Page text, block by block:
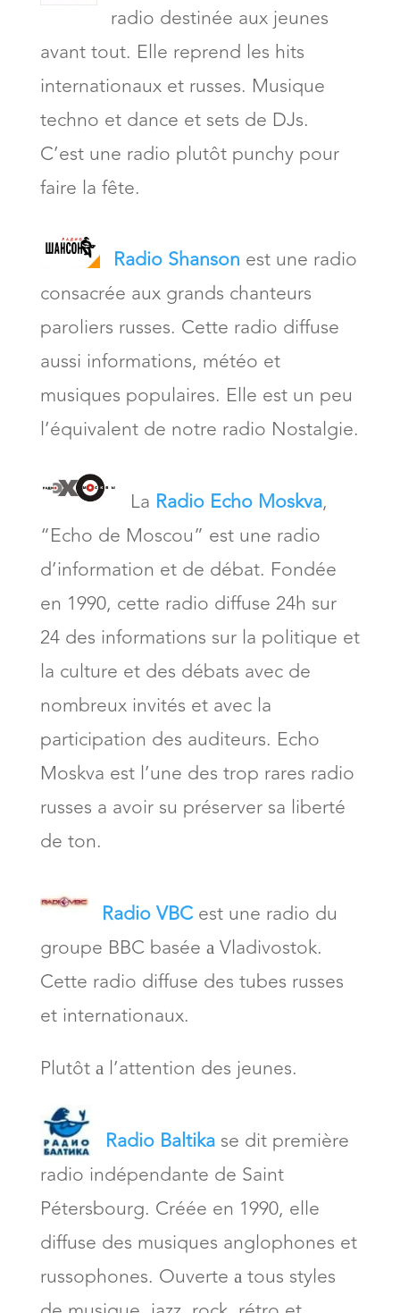
radio destinée aux jeunes
avant tout. Elle reprend les hits
internationaux et russes. Musique
techno et dance et sets de DJs.
C’est une radio plutôt punchy pour
faire la fête.
Radio Shanson est une radio
consacrée aux grands chanteurs
paroliers russes. Cette radio diffuse
aussi informations, météo et
musiques populaires. Elle est un peu
l’équivalent de notre radio Nostalgie.
La Radio Echo Moskva,
“Echo de Moscou” est une radio
d’information et de débat. Fondée
en 1990, cette radio diffuse 24h sur
24 des informations sur la politique et
la culture et des débats avec de
nombreux invités et avec la
participation des auditeurs. Echo
Moskva est l’une des trop rares radio
russes a avoir su préserver sa liberté
de ton.
Radio VBCest une radio du
groupe BBC basée а Vladivostok.
Cette radio diffuse des tubes russes
et internationaux.
Plutôt а l’attention des jeunes.
Radio Baltikase dit première
radio indépendante de Saint
Pétersbourg. Créée en 1990, elle
diffuse des musiques anglophones et
russophones. Ouverte а tous styles